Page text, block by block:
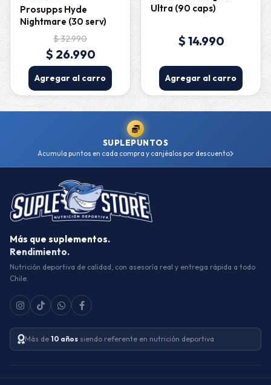
Prosupps Hyde
Nightmare (30 serv)
$ 32.990
$ 26.990
Agregar al carro
Ultra (90 caps)
$ 14.990
Agregar al carro
SUPLEPUNTOS
Acumula puntos en cada compra y canjéalos por descuento
Más que suplementos.
Rendimiento.
Nutrición deportiva de calidad, con asesoría real y entrega rápida a todo
Chile.
Más de 10 años siendo referente en nutrición deportiva